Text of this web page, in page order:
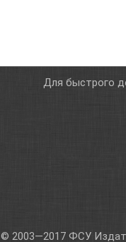
Для быстрого
© 2003—2017 ФСУ